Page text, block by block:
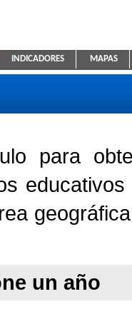
Educativa
INDICADORES MAPAS
para
un año